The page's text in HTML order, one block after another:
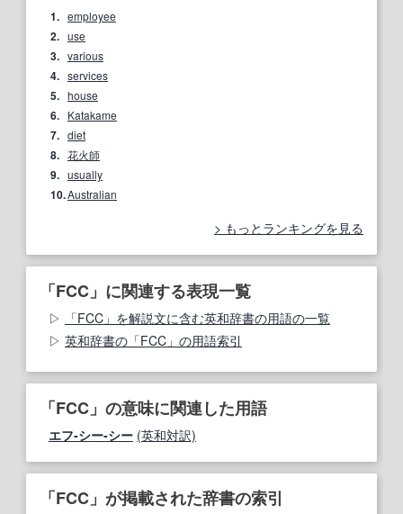
1. employee
2. use
3. various
4. services
5. house
6. Katakame
7. diet
8. 花火師
9. usually
10.Australian
もっとランキングを見る
「FCC」に関連する表現一覧
「FCC」を解説文に含む英和辞書の用語の一覧
英和辞書の「FCC」の用語索引
「FCC」の意味に関連した用語
エフ‐シー‐シー (英和対訳)
「FCC」が掲載された辞書の索引